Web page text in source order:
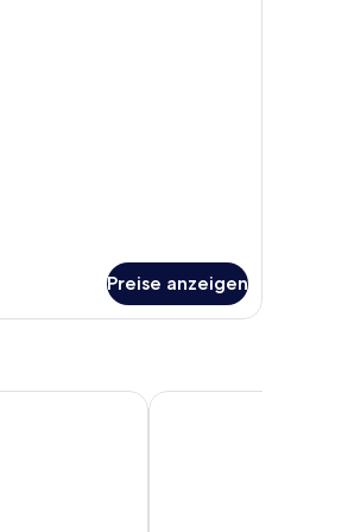
Preise anzeigen
Mercure Hotel Berlin